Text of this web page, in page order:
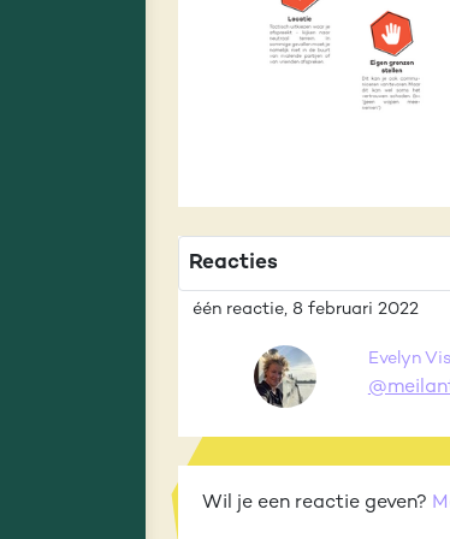
Reacties
één reactie, 8 februari 2022
Evelyn
Wil je een reactie geven?